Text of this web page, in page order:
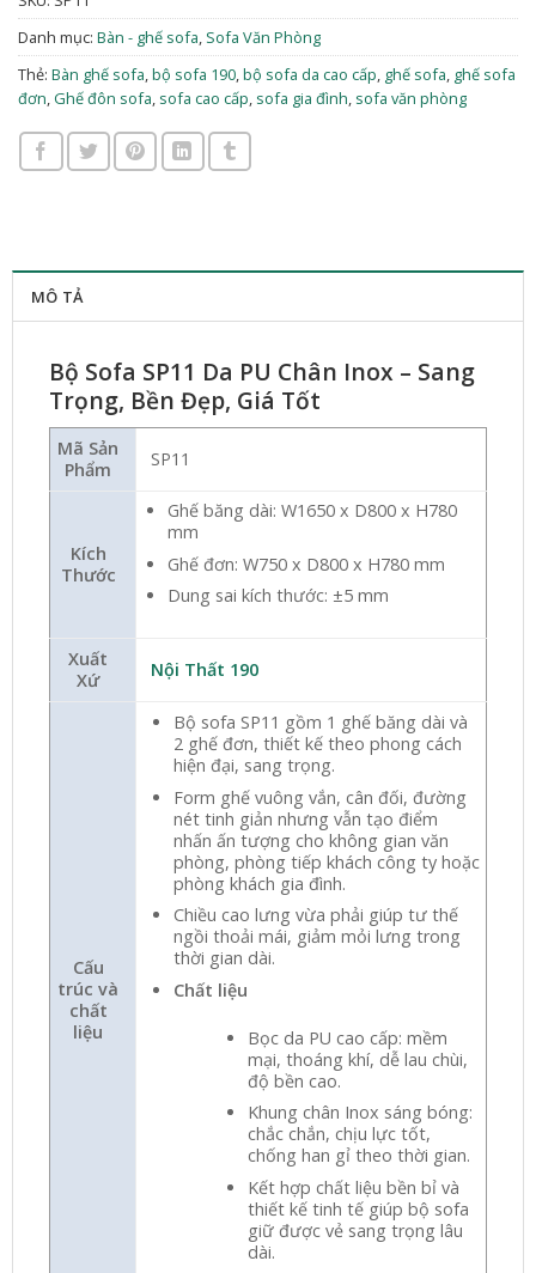
Danh mục: Bàn - ghế sofa, Sofa Văn Phòng
Thẻ: Bàn ghế sofa,bộ sofa 190,bộ sofa da cao cấp, ghế sofa, ghế sofa
đơn, Ghế đôn sofa, sofa cao cấp, sofa gia đình, sofa văn phòng
MÔ TẢ
Bộ Sofa SP11 Da PU Chân Inox – Sang
Trọng, Bền Đẹp, Giá Tốt
Mã Sản
Phẩm
SP11
Kích
Thước
Ghế băng dài: W1650 x D800 x H780
mm
Ghế đơn: W750 x D800 x H780 mm
Dung sai kích thước: ±5 mm
Xuất
Xứ
Nội Thất 190
Cấu
trúc và
chất
liệu
Bộ sofa SP11 gồm 1 ghế băng dài và
2 ghế đơn, thiết kế theo phong cách
hiện đại, sang trọng.
Form ghế vuông vắn, cân đối, đường
nét tinh giản nhưng vẫn tạo điểm
nhấn ấn tượng cho không gian văn
phòng, phòng tiếp khách công ty hoặc
phòng khách gia đình.
Chiều cao lưng vừa phải giúp tư thế
ngồi thoải mái, giảm mỏi lưng trong
thời gian dài.
Chất liệu
Bọc da PU cao cấp: mềm
mại, thoáng khí, dễ lau chùi,
độ bền cao.
Khung chân Inox sáng bóng:
chắc chắn, chịu lực tốt,
chống han gỉ theo thời gian.
Kết hợp chất liệu bền bỉ và
thiết kế tinh tế giúp bộ sofa
giữ được vẻ sang trọng lâu
dài.